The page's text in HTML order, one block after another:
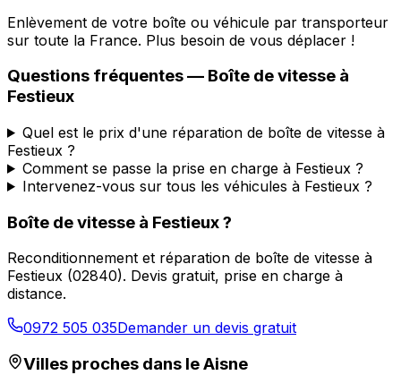
Enlèvement de votre boîte ou véhicule par transporteur
sur toute la France. Plus besoin de vous déplacer !
Questions fréquentes — Boîte de vitesse à
Festieux
Quel est le prix d'une réparation de boîte de vitesse à
Festieux ?
Comment se passe la prise en charge à Festieux ?
Intervenez-vous sur tous les véhicules à Festieux ?
Boîte de vitesse à Festieux?
Reconditionnement et réparation de boîte de vitesse à
Festieux (02840). Devis gratuit, prise en charge à
distance.
0972 505 035Demander un devis gratuit
Villes proches dans leAisne